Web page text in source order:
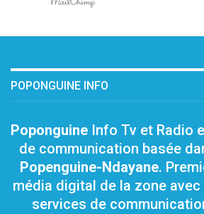
POPONGUINE INFO
Poponguine Info Tv et Radio
de communication basée
Popenguine-Ndayane.
média digital de la zone
services de